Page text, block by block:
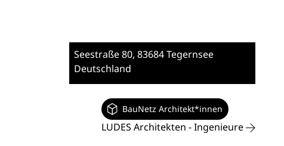
Seestraße 80, 83684 Tegernsee
Deutschland
BauNetz Architekt*innen
LUDES Architekten - Ingenieure